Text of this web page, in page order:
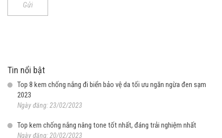
Gửi
Tin nổi bật
Top 8 kem chống nắng đi biển bảo vệ da tối ưu ngăn ngừa đen sạm
2023
Ngày đăng: 23/02/2023
Top kem chống nắng nâng tone tốt nhất, đáng trải nghiệm nhất
Ngày đăng: 20/02/2023